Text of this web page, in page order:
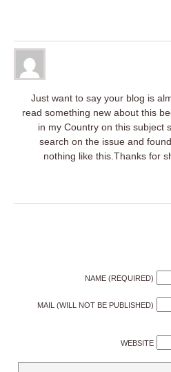
Just want to say your blog is
read something new about this
in my Country on this subject
search on the issue and
nothing like this.Thanks for
NAME (REQUIRED)
MAIL (WILL NOT BE PUBLISHED)
WEBSITE